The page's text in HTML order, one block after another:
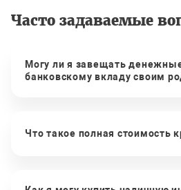
Часто задаваемые
Могу ли я завещать
банковскому вкладу своим
Что такое полная стоимость